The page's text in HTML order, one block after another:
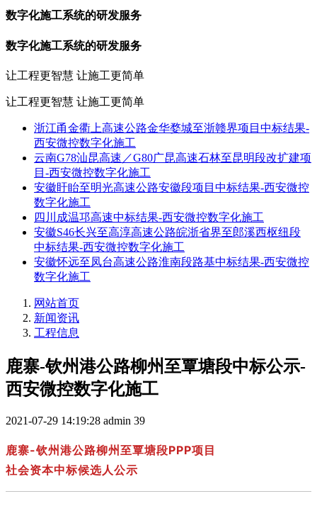
数字化施工系统的研发服务
数字化施工系统的研发服务
让工程更智慧 让施工更简单
让工程更智慧 让施工更简单
浙江甬金衢上高速公路金华婺城至浙赣界项目中标结果-
西安微控数字化施工
云南G78汕昆高速／G80广昆高速石林至昆明段改扩建项
目-西安微控数字化施工
安徽盱眙至明光高速公路安徽段项目中标结果-西安微控
数字化施工
四川成温邛高速中标结果-西安微控数字化施工
安徽S46长兴至高淳高速公路皖浙省界至郎溪西枢纽段
中标结果-西安微控数字化施工
安徽怀远至凤台高速公路淮南段路基中标结果-西安微控
数字化施工
网站首页
新闻资讯
工程信息
鹿寨-钦州港公路柳州至覃塘段中标公示-
西安微控数字化施工
2021-07-29 14:19:28 admin 39
鹿寨-钦州港公路柳州至覃塘段PPP项目
社会资本中标候选人公示